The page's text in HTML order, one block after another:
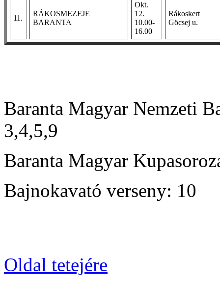
11.
RÁKOSMEZEJE
BARANTA
Okt.
12.
10.00-
16.00
Rákoskert
Göcsej u.
Baranta Magyar Nemzeti
3,4,5,9
Baranta Magyar
Bajnokavató verseny: 10
Oldal tetejére